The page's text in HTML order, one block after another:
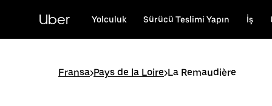
Uber Yolculuk Sürücü Teslimi Yapın İş
Fransa>Pays de la Loire>La Remaudière